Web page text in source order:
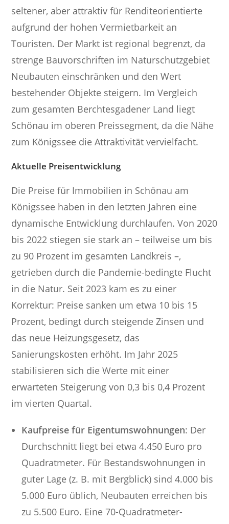
seltener, aber attraktiv für Renditeorientierte
aufgrund der hohen Vermietbarkeit an
Touristen. Der Markt ist regional begrenzt, da
strenge Bauvorschriften im Naturschutzgebiet
Neubauten einschränken und den Wert
bestehender Objekte steigern. Im Vergleich
zum gesamten Berchtesgadener Land liegt
Schönau im oberen Preissegment, da die Nähe
zum Königssee die Attraktivität vervielfacht.
Aktuelle Preisentwicklung
Die Preise für Immobilien in Schönau am
Königssee haben in den letzten Jahren eine
dynamische Entwicklung durchlaufen. Von 2020
bis 2022 stiegen sie stark an – teilweise um bis
zu 90 Prozent im gesamten Landkreis –,
getrieben durch die Pandemie-bedingte Flucht
in die Natur. Seit 2023 kam es zu einer
Korrektur: Preise sanken um etwa 10 bis 15
Prozent, bedingt durch steigende Zinsen und
das neue Heizungsgesetz, das
Sanierungskosten erhöht. Im Jahr 2025
stabilisieren sich die Werte mit einer
erwarteten Steigerung von 0,3 bis 0,4 Prozent
im vierten Quartal.
Kaufpreise für Eigentumswohnungen: Der
Durchschnitt liegt bei etwa 4.450 Euro pro
Quadratmeter. Für Bestandswohnungen in
guter Lage (z. B. mit Bergblick) sind 4.000 bis
5.000 Euro üblich, Neubauten erreichen bis
zu 5.500 Euro. Eine 70-Quadratmeter-